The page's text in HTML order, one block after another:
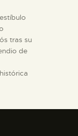
tras su
de